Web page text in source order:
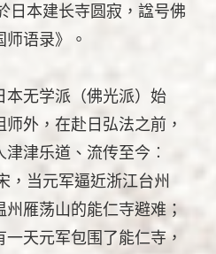
日本建长寺圆寂，諡号佛
语录》。
本无学派（佛光派）始
外，在赴日弘法之前，
津乐道、流传至今︰
，当元军逼近浙江台州
雁荡山的能仁寺避难；
天元军包围了能仁寺，